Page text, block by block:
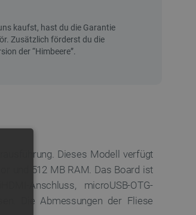
Dieses Modell verfügt
und 512 MB RAM. Das Board ist
Anschluss, microUSB-OTG-
Die Abmessungen der Fliese